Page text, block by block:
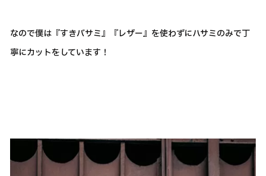
なので僕は『すきバサミ』『レザー』を使わずにハサミのみで丁
寧にカットをしています！